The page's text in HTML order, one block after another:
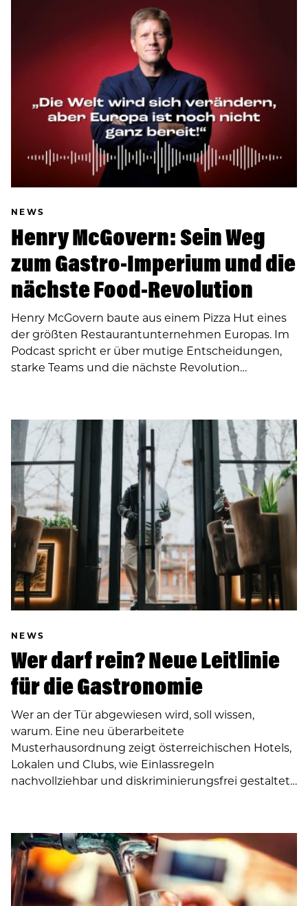
NEWS
Henry McGovern: Sein Weg
zum Gastro-Imperium und die
nächste Food-Revolution
Henry McGovern baute aus einem Pizza Hut eines
der größten Restaurantunternehmen Europas. Im
Podcast spricht er über mutige Entscheidungen,
starke Teams und die nächste Revolution…
NEWS
Wer darf rein? Neue Leitlinie
für die Gastronomie
Wer an der Tür abgewiesen wird, soll wissen,
warum. Eine neu überarbeitete
Musterhausordnung zeigt österreichischen Hotels,
Lokalen und Clubs, wie Einlassregeln
nachvollziehbar und diskriminierungsfrei gestaltet…